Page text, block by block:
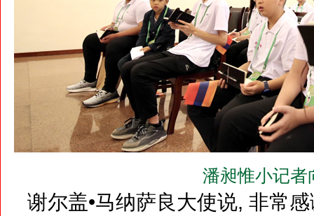
潘昶惟小记者
谢尔盖•马纳萨良大使说, 非常